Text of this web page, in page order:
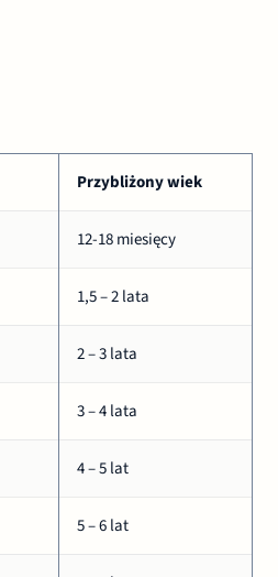
Przybliżony wiek
12-18 miesięcy
1,5 – 2 lata
2 – 3 lata
3 – 4 lata
4 – 5 lat
5 – 6 lat